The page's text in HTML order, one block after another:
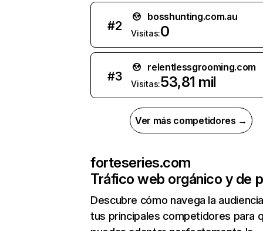
#2
bosshunting.com.au
Visitas:0
#3
relentlessgrooming.com
Visitas:53,81 mil
Ver más competidores →
forteseries.com
Tráfico web orgánico y de
Descubre cómo navega la
tus principales competidores para